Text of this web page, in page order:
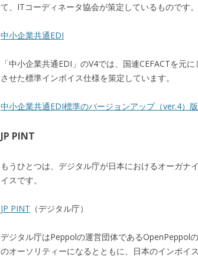
て、ITコーディネータ協会が策定しているものです。
中小企業共通EDI
「中小企業共通EDI」のV4では、国連CEFACTを元
させた標準インボイス仕様を策定しています。
中小企業共通EDI標準のバージョンアップ（ver.4）
JP PINT
もうひとつは、デジタル庁が日本におけるオーガナ
イスです。
JP PINT （デジタル庁）
デジタル庁はPeppolの運営団体であるOpenPeppol
のオーソリティーになるとともに、日本のインボイ